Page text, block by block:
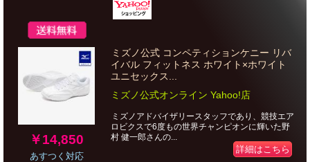
￥14,850
あすつく対応
ミズノ公式 コンペティションケニー リバ
イバル フィットネス ホワイト×ホワイト
ユニセックス...
ミズノ公式オンライン Yahoo!店
ミズノアドバイザリースタッフであり、競技エア
ロビクスで6度もの世界チャンピオンに輝いた野
村 健一郎さんの...
詳細はこちら